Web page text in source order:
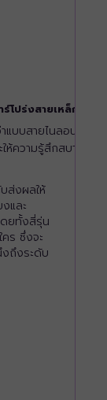
โปร่งสายเหล็ก
บบสายไนลอนทั่วไป
ความรู้สึกสบายกว่า
ส่งผลให้
และ
ดยทั้งสี่รุ่น
ร ซึ่งจะ
งถึงระดับ